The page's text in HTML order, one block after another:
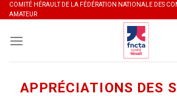
Skip
to
content
COMITÉ HÉRAULT DE LA FÉDÉRATION NATIONALE DES
AMATEUR
APPRÉCIATIONS DES